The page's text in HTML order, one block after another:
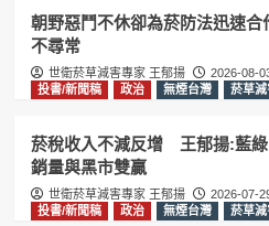
投書/新聞稿 政
賴清德祝賀
投書/新聞稿 政
菸稅收入不
朝野惡鬥不休卻為菸防法迅速
不尋常
世衛菸草減害專家 王郁揚
2026-08-
投書/新聞稿
政治 無煙台灣 菸草減
菸稅收入不減反增 王郁揚:藍
銷量與黑市雙贏
世衛菸草減害專家 王郁揚
2026-07-
投書/新聞稿
政治 無煙台灣 菸草減